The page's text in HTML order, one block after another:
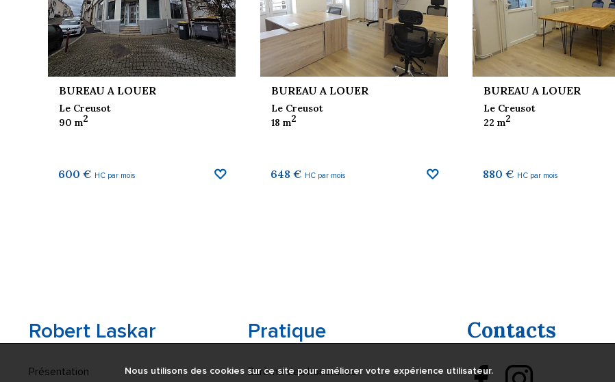
BUREAU A LOUER
Le Creusot
90 m2
600 € HC par mois
BUREAU A LOUER
Le Creusot
18 m2
648 € HC par mois
BUREAU A LOUER
Le Creusot
22 m2
880 € HC par mois
FAVORIS
Robert Laskar
Présentation
Pratique
Barème des honoraires
Contacts
Nous utilisons des cookies sur ce site pour améliorer votre expérience utilisateur.